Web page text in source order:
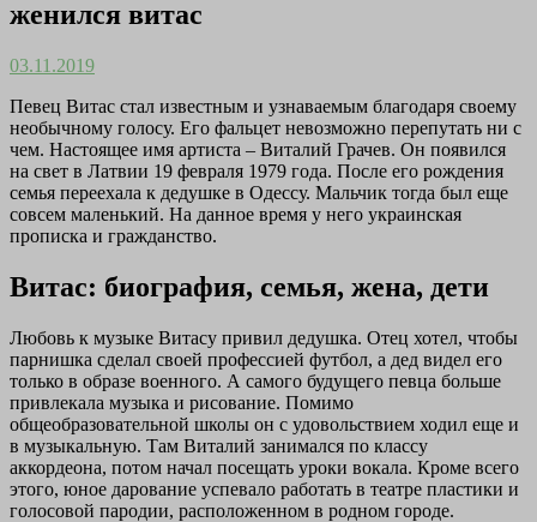
женился витас
03.11.2019
Певец Витас стал известным и узнаваемым благодаря своему
необычному голосу. Его фальцет невозможно перепутать ни с
чем. Настоящее имя артиста – Виталий Грачев. Он появился
на свет в Латвии 19 февраля 1979 года. После его рождения
семья переехала к дедушке в Одессу. Мальчик тогда был еще
совсем маленький. На данное время у него украинская
прописка и гражданство.
Витас: биография, семья, жена, дети
Любовь к музыке Витасу привил дедушка. Отец хотел, чтобы
парнишка сделал своей профессией футбол, а дед видел его
только в образе военного. А самого будущего певца больше
привлекала музыка и рисование. Помимо
общеобразовательной школы он с удовольствием ходил еще и
в музыкальную. Там Виталий занимался по классу
аккордеона, потом начал посещать уроки вокала. Кроме всего
этого, юное дарование успевало работать в театре пластики и
голосовой пародии, расположенном в родном городе.